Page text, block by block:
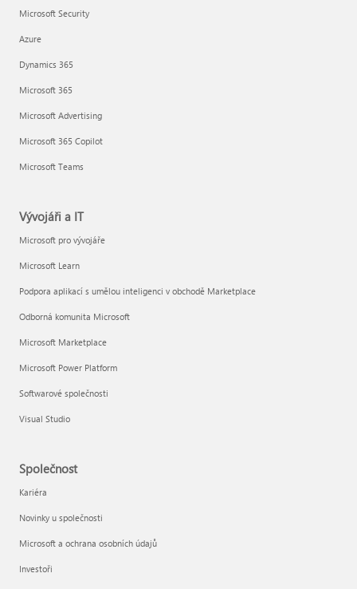
Microsoft Security
Azure
Dynamics 365
Microsoft 365
Microsoft Advertising
Microsoft 365 Copilot
Microsoft Teams
Vývojáři a IT
Microsoft pro vývojáře
Microsoft Learn
Podpora aplikací s umělou inteligenci v obchodě Marketplace
Odborná komunita Microsoft
Microsoft Marketplace
Microsoft Power Platform
Softwarové společnosti
Visual Studio
Společnost
Kariéra
Novinky u společnosti
Microsoft a ochrana osobních údajů
Investoři